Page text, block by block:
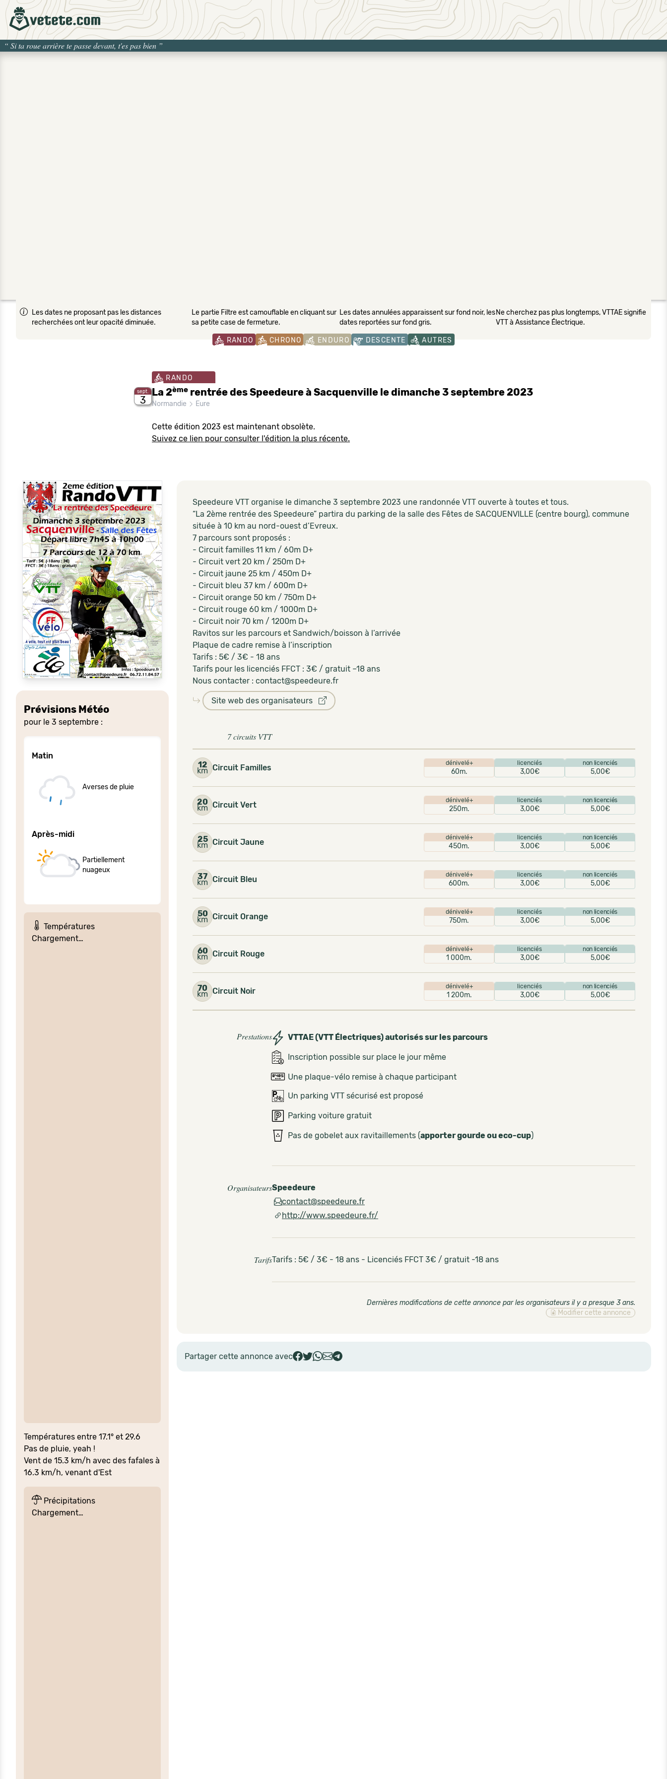
“ Si ta roue arrière te passe devant, t'es pas bien ”
Les dates ne proposant pas les distances
recherchées ont leur opacité diminuée.
Le partie Filtre est camouflable en cliquant sur
sa petite case de fermeture.
Les dates annulées apparaissent sur fond noir, les
dates reportées sur fond gris.
Ne cherchez pas plus longtemps, VTTAE signifie
VTT à Assistance Électrique.
RANDO CHRONO ENDURO DESCENTE AUTRES
sept.
3
RANDO
La 2ème rentrée des Speedeure à Sacquenville le dimanche 3 septembre 2023
Normandie Eure
Cette édition 2023 est maintenant obsolète.
Suivez ce lien pour consulter l'édition la plus récente.
Prévisions Météo
pour le 3 septembre :
Matin
Averses de pluie
Après-midi
Partiellement
nuageux
Températures
Chargement…
Températures entre 17.1° et 29.6
Pas de pluie, yeah !
Vent de 15.3 km/h avec des fafales à
16.3 km/h, venant d'Est
Précipitations
Chargement…
Speedeure VTT organise le dimanche 3 septembre 2023 une randonnée VTT ouverte à toutes et tous.
“La 2ème rentrée des Speedeure” partira du parking de la salle des Fêtes de SACQUENVILLE (centre bourg), commune
située à 10 km au nord-ouest d’Evreux.
7 parcours sont proposés :
- Circuit familles 11 km / 60m D+
- Circuit vert 20 km / 250m D+
- Circuit jaune 25 km / 450m D+
- Circuit bleu 37 km / 600m D+
- Circuit orange 50 km / 750m D+
- Circuit rouge 60 km / 1000m D+
- Circuit noir 70 km / 1200m D+
Ravitos sur les parcours et Sandwich/boisson à l’arrivée
Plaque de cadre remise à l’inscription
Tarifs : 5€ / 3€ - 18 ans
Tarifs pour les licenciés FFCT : 3€ / gratuit –18 ans
Nous contacter : contact@speedeure.fr
Site web des organisateurs
7 circuits VTT
12
km Circuit Familles dénivelé+
60m.
licenciés
3,00€
non licenciés
5,00€
20
km Circuit Vert dénivelé+
250m.
licenciés
3,00€
non licenciés
5,00€
25
km Circuit Jaune dénivelé+
450m.
licenciés
3,00€
non licenciés
5,00€
37
km Circuit Bleu dénivelé+
600m.
licenciés
3,00€
non licenciés
5,00€
50
km Circuit Orange dénivelé+
750m.
licenciés
3,00€
non licenciés
5,00€
60
km Circuit Rouge dénivelé+
1 000m.
licenciés
3,00€
non licenciés
5,00€
70
km Circuit Noir dénivelé+
1 200m.
licenciés
3,00€
non licenciés
5,00€
Prestations VTTAE (VTT Électriques) autorisés sur les parcours
Inscription possible sur place le jour même
Une plaque-vélo remise à chaque participant
Un parking VTT sécurisé est proposé
Parking voiture gratuit
Pas de gobelet aux ravitaillements (apporter gourde ou eco-cup)
OrganisateursSpeedeure
contact@speedeure.fr
http://www.speedeure.fr/
TarifsTarifs : 5€ / 3€ - 18 ans - Licenciés FFCT 3€ / gratuit -18 ans
Dernières modifications de cette annonce par les organisateurs il y a presque 3 ans.
Modifier cette annonce
Partager cette annonce avec